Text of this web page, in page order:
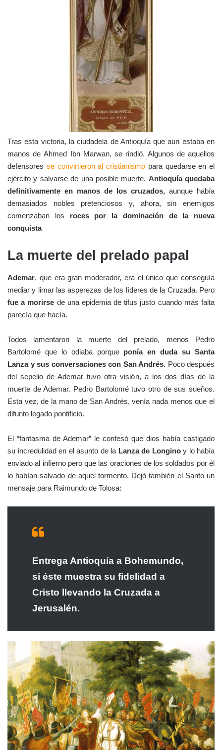
Tras esta victoria, la ciudadela de Antioquía que aun estaba en
manos de Ahmed Ibn Marwan, se rindió. Algunos de aquellos
defensores se convirtieron al cristianismo para quedarse en el
ejército y salvarse de una posible muerte. Antioquía quedaba
definitivamente en manos de los cruzados, aunque había
demasiados nobles pretenciosos y, ahora, sin enemigos
comenzaban los roces por la dominación de la nueva
conquista
La muerte del prelado papal
Ademar, que era gran moderador, era el único que conseguía
mediar y limar las asperezas de los líderes de la Cruzada. Pero
fue a morirse de una epidemia de tifus justo cuando más falta
parecía que hacía.
Todos lamentaron la muerte del prelado, menos Pedro
Bartolomé que lo odiaba porque ponía en duda su Santa
Lanza y sus conversaciones con San Andrés. Poco después
del sepelio de Ademar tuvo otra visión, a los dos días de la
muerte de Ademar. Pedro Bartolomé tuvo otro de sus sueños.
Esta vez, de la mano de San Andrés, venía nada menos que el
difunto legado pontificio.
El “fantasma de Ademar” le confesó que dios había castigado
su incredulidad en el asunto de la Lanza de Longinoy lo había
enviado al infierno pero que las oraciones de los soldados por él
lo habían salvado de aquel tormento. Dejó también el Santo un
mensaje para Raimundo de Tolosa:
Entrega Antioquía a Bohemundo,
si éste muestra su fidelidad a
Cristo llevando la Cruzada a
Jerusalén.